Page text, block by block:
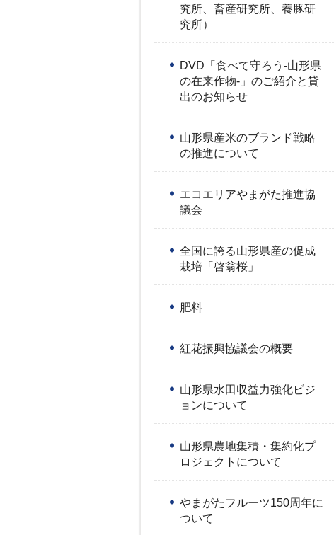
究所、畜産研究所、養豚研
究所）
DVD「食べて守ろう-山形県
の在来作物-」のご紹介と貸
出のお知らせ
山形県産米のブランド戦略
の推進について
エコエリアやまがた推進協
議会
全国に誇る山形県産の促成
栽培「啓翁桜」
肥料
紅花振興協議会の概要
山形県水田収益力強化ビジ
ョンについて
山形県農地集積・集約化プ
ロジェクトについて
やまがたフルーツ150周年に
ついて